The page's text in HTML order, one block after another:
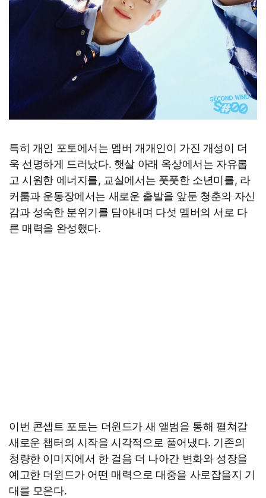
특히 개인 포토에서는 멤버 개개인이 가진 개성이 더
욱 선명하게 드러났다. 햇살 아래 옥상에서는 자유롭
고 시원한 에너지를, 교실에서는 풋풋한 소년미를, 라
커룸과 운동장에서는 새로운 출발을 앞둔 청춘의 자신
감과 성숙한 분위기를 담아내며 다섯 멤버의 서로 다
른 매력을 완성했다.
이번 콘셉트 포토는 더윈드가 새 앨범을 통해 펼쳐갈
새로운 챕터의 시작을 시각적으로 풀어냈다. 기존의
청량한 이미지에서 한 걸음 더 나아간 변화와 성장을
예고한 더윈드가 어떤 매력으로 대중을 사로잡을지 기
대를 모은다.